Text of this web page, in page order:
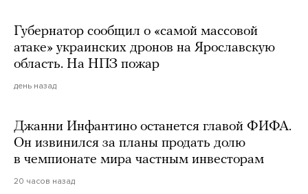
Губернатор сообщил о «самой массовой
атаке» украинских дронов на Ярославскую
область. На НПЗ пожар
день назад
Джанни Инфантино останется главой ФИФА.
Он извинился за планы продать долю
в чемпионате мира частным инвесторам
20 часов назад